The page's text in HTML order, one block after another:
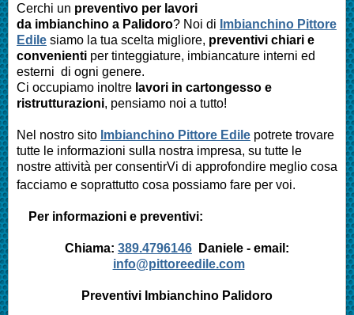
Cerchi un preventivo per lavori
da imbianchino a Palidoro? Noi di Imbianchino Pittore
Edile siamo la tua scelta migliore, preventivi chiari e
convenienti per tinteggiature, imbiancature interni ed
esterni di ogni genere.
Ci occupiamo inoltre lavori in cartongesso e
ristrutturazioni, pensiamo noi a tutto!
Nel nostro sito Imbianchino Pittore Edile potrete trovare
tutte le informazioni sulla nostra impresa, su tutte le
nostre attività per consentirVi di approfondire meglio cosa
facciamo e soprattutto cosa possiamo fare per voi.
Per informazioni e preventivi:
Chiama: 389.4796146 Daniele - email:
info@pittoreedile.com
Preventivi Imbianchino Palidoro